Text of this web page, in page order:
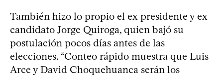
También hizo lo propio el ex presidente y ex
candidato Jorge Quiroga, quien bajó su
postulación pocos días antes de las
elecciones. “Conteo rápido muestra que Luis
Arce y David Choquehuanca serán los